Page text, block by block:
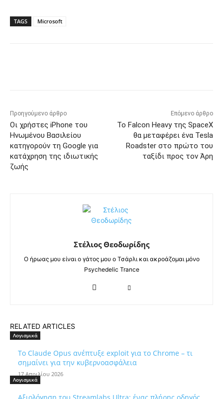
TAGS Microsoft
Προηγούμενο άρθρο
Οι χρήστες iPhone του
Ηνωμένου Βασιλείου
κατηγορούν τη Google για
κατάχρηση της ιδιωτικής
ζωής
Επόμενο άρθρο
Το Falcon Heavy της SpaceX
θα μεταφέρει ένα Tesla
Roadster στο πρώτο του
ταξίδι προς τον Άρη
Στέλιος Θεοδωρίδης
Ο ήρωας μου είναι ο γάτος μου ο Τσάρλι και ακροάζομαι μόνο
Psychedelic Trance
RELATED ARTICLES
Λογισμικά
Το Claude Opus ανέπτυξε exploit για το Chrome – τι
σημαίνει για την κυβερνοασφάλεια
17 Απριλίου 2026
Λογισμικά